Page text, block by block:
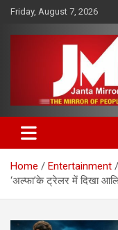
Skip
content
Friday, August 7, 2026
Janta
Home
Entertainment
‘अल्फा’के ट्रेलर में दिखा